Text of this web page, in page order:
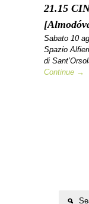
21.15
Sabato 10
Spazio
di
Continue →